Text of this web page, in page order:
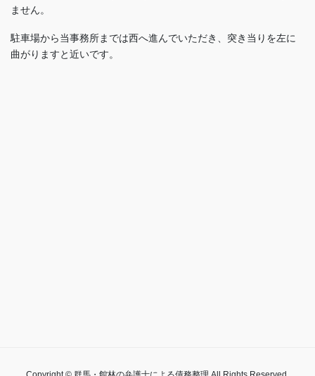
ません。
駐車場から当事務所までは西へ進んでいただき、突き当りを左に
曲がりますと近いです。